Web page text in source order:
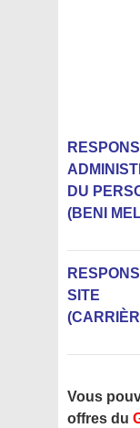
DU
(BENI
SITE
Vous
offres du